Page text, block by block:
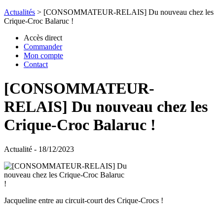
Actualités > [CONSOMMATEUR-RELAIS] Du nouveau chez les
Crique-Croc Balaruc !
Accès direct
Commander
Mon compte
Contact
[CONSOMMATEUR-
RELAIS] Du nouveau chez les
Crique-Croc Balaruc !
Actualité - 18/12/2023
Jacqueline entre au circuit-court des Crique-Crocs !